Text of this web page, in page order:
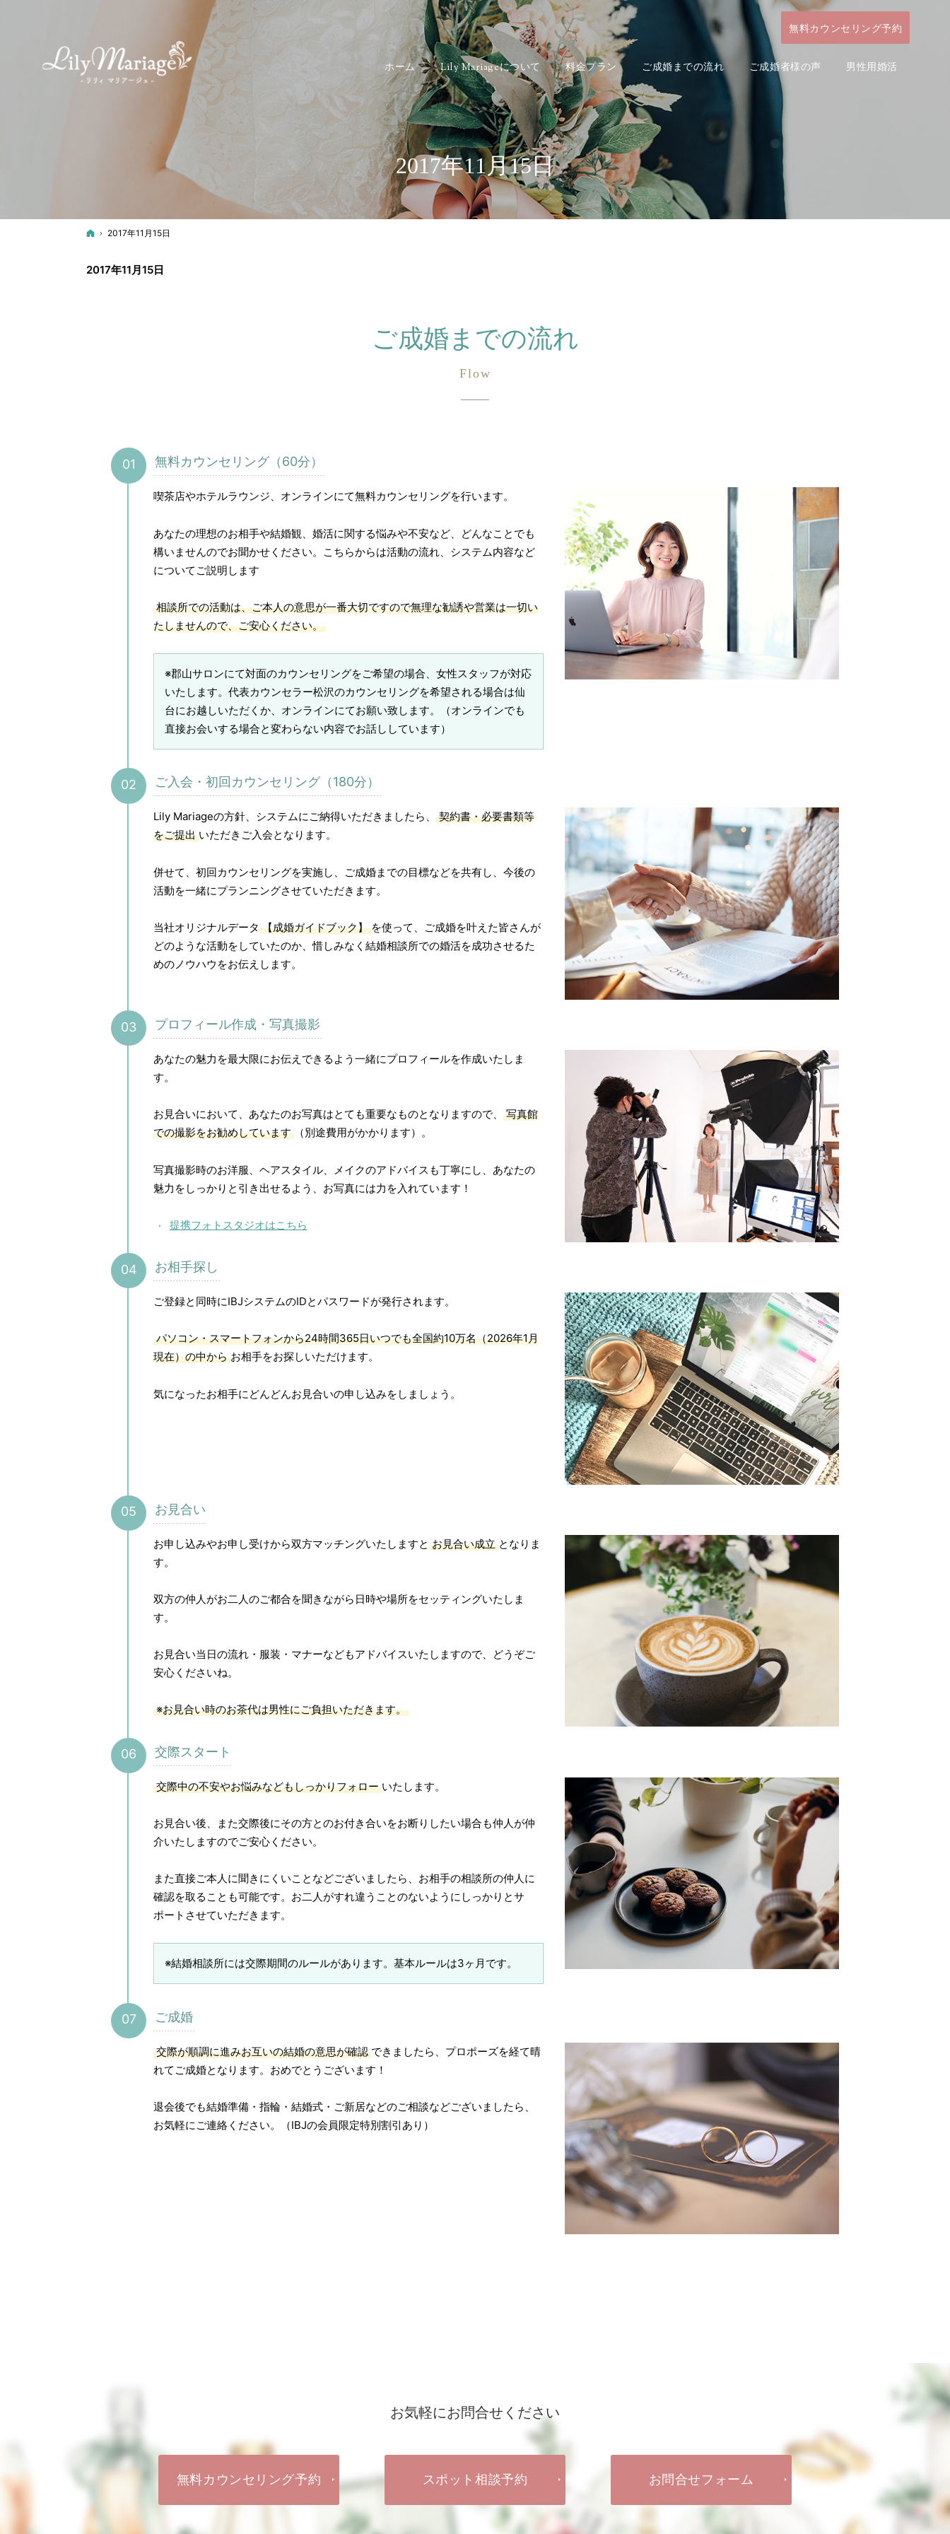
2017年11月15日
ホーム
2017年11月15日
2017年11月15日
ご成婚までの流れ
無料カウンセリング（60分）
喫茶店やホテルラウンジ、オンラインにて無料カウンセリングを行います。
あなたの理想のお相手や結婚観、婚活に関する悩みや不安など、どんなことでも
構いませんのでお聞かせください。こちらからは活動の流れ、システム内容など
についてご説明します
相談所での活動は、ご本人の意思が一番大切ですので無理な勧誘や営業は一切い
たしませんので、ご安心ください。
※郡山サロンにて対面のカウンセリングをご希望の場合、女性スタッフが対応
いたします。代表カウンセラー松沢のカウンセリングを希望される場合は仙
台にお越しいただくか、オンラインにてお願い致します。（オンラインでも
直接お会いする場合と変わらない内容でお話ししています）
ご入会・初回カウンセリング（180分）
Lily Mariageの方針、システムにご納得いただきましたら、契約書・必要書類等
をご提出いただきご入会となります。
併せて、初回カウンセリングを実施し、ご成婚までの目標などを共有し、今後の
活動を一緒にプランニングさせていただきます。
当社オリジナルデータ【成婚ガイドブック】を使って、ご成婚を叶えた皆さんが
どのような活動をしていたのか、惜しみなく結婚相談所での婚活を成功させるた
めのノウハウをお伝えします。
プロフィール作成・写真撮影
あなたの魅力を最大限にお伝えできるよう一緒にプロフィールを作成いたしま
す。
お見合いにおいて、あなたのお写真はとても重要なものとなりますので、写真館
での撮影をお勧めしています（別途費用がかかります）。
写真撮影時のお洋服、ヘアスタイル、メイクのアドバイスも丁寧にし、あなたの
魅力をしっかりと引き出せるよう、お写真には力を入れています！
提携フォトスタジオはこちら
お相手探し
ご登録と同時にIBJシステムのIDとパスワードが発行されます。
パソコン・スマートフォンから24時間365日いつでも全国約10万名（2026年1月
現在）の中からお相手をお探しいただけます。
気になったお相手にどんどんお見合いの申し込みをしましょう。
お見合い
お申し込みやお申し受けから双方マッチングいたしますとお見合い成立となりま
す。
双方の仲人がお二人のご都合を聞きながら日時や場所をセッティングいたしま
す。
お見合い当日の流れ・服装・マナーなどもアドバイスいたしますので、どうぞご
安心くださいね。
※お見合い時のお茶代は男性にご負担いただきます。
交際スタート
交際中の不安やお悩みなどもしっかりフォローいたします。
お見合い後、また交際後にその方とのお付き合いをお断りしたい場合も仲人が仲
介いたしますのでご安心ください。
また直接ご本人に聞きにくいことなどございましたら、お相手の相談所の仲人に
確認を取ることも可能です。お二人がすれ違うことのないようにしっかりとサ
ポートさせていただきます。
※結婚相談所には交際期間のルールがあります。基本ルールは3ヶ月です。
ご成婚
交際が順調に進みお互いの結婚の意思が確認できましたら、プロポーズを経て晴
れてご成婚となります。おめでとうございます！
退会後でも結婚準備・指輪・結婚式・ご新居などのご相談などございましたら、
お気軽にご連絡ください。（IBJの会員限定特別割引あり）
無料カウンセリング予約
ホーム Lily Mariageについて 料金プラン ご成婚までの流れ ご成婚者様の声 男性用婚活
お気軽にお問合せください
無料カウンセリング予約 スポット相談予約 お問合せフォーム